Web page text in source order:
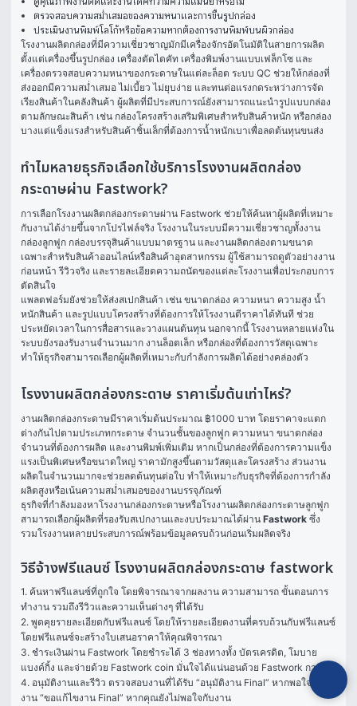
ตรวจสอบความสม่ำเสมอของความหนาและการขึ้นรูปกล่อง
ประเมินงานพิมพ์โลโก้หรือข้อความหากต้องการงานพิมพ์บนผิวกล่อง
โรงงานผลิตกล่องที่มีความเชี่ยวชาญมักมีเครื่องจักรอัตโนมัติในสายการผลิต
ตั้งแต่เครื่องขึ้นรูปกล่อง เครื่องตัดไดคัท เครื่องพิมพ์งานแบบเฟล็กโซ และ
เครื่องตรวจสอบความหนาของกระดาษในแต่ละล็อต ระบบ QC ช่วยให้กล่องที่
ส่งออกมีความสม่ำเสมอ ไม่เบี้ยว ไม่ยุบง่าย และทนต่อแรงกดระหว่างการจัด
เรียงสินค้าในคลังสินค้า ผู้ผลิตที่มีประสบการณ์ยังสามารถแนะนำรูปแบบกล่อง
ตามลักษณะสินค้า เช่น กล่องโครงสร้างเสริมพิเศษสำหรับสินค้าหนัก หรือกล่อง
บางแต่แข็งแรงสำหรับสินค้าชิ้นเล็กที่ต้องการน้ำหนักเบาเพื่อลดต้นทุนขนส่ง
ทำไมหลายธุรกิจเลือกใช้บริการโรงงานผลิตกล่อง
กระดาษผ่าน Fastwork?
การเลือกโรงงานผลิตกล่องกระดาษผ่าน Fastwork ช่วยให้ค้นหาผู้ผลิตที่เหมาะ
กับงานได้ง่ายขึ้นจากโปรไฟล์จริง โรงงานในระบบมีความเชี่ยวชาญทั้งงาน
กล่องลูกฟูก กล่องบรรจุสินค้าแบบมาตรฐาน และงานผลิตกล่องตามขนาด
เฉพาะสำหรับสินค้าออนไลน์หรือสินค้าอุตสาหกรรม ผู้ใช้สามารถดูตัวอย่างงาน
ก่อนหน้า รีวิวจริง และรายละเอียดความถนัดของแต่ละโรงงานเพื่อประกอบการ
ตัดสินใจ
แพลตฟอร์มยังช่วยให้ส่งสเปกสินค้า เช่น ขนาดกล่อง ความหนา ความสูง น้ำ
หนักสินค้า และรูปแบบโครงสร้างที่ต้องการให้โรงงานตีราคาได้ทันที ช่วย
ประหยัดเวลาในการสื่อสารและวางแผนต้นทุน นอกจากนี้ โรงงานหลายแห่งใน
ระบบยังรองรับงานจำนวนมาก งานล็อตเล็ก หรือกล่องที่ต้องการวัสดุเฉพาะ
ทำให้ธุรกิจสามารถเลือกผู้ผลิตที่เหมาะกับกำลังการผลิตได้อย่างคล่องตัว
โรงงานผลิตกล่องกระดาษ ราคาเริ่มต้นเท่าไหร่?
งานผลิตกล่องกระดาษมีราคาเริ่มต้นประมาณ ฿1000 บาท โดยราคาจะแตก
ต่างกันไปตามประเภทกระดาษ จำนวนชั้นของลูกฟูก ความหนา ขนาดกล่อง
จำนวนที่ต้องการผลิต และงานพิมพ์เพิ่มเติม หากเป็นกล่องที่ต้องการความแข็ง
แรงเป็นพิเศษหรือขนาดใหญ่ ราคามักสูงขึ้นตามวัสดุและโครงสร้าง ส่วนงาน
ผลิตในจำนวนมากจะช่วยลดต้นทุนต่อใบ ทำให้เหมาะกับธุรกิจที่ต้องการกำลัง
ผลิตสูงหรือเน้นความสม่ำเสมอของงานบรรจุภัณฑ์
ธุรกิจที่กำลังมองหาโรงงานกล่องกระดาษหรือโรงงานผลิตกล่องกระดาษลูกฟูก
สามารถเลือกผู้ผลิตที่รองรับสเปกงานและงบประมาณได้ผ่าน Fastwork ซึ่ง
รวมโรงงานหลายประสบการณ์พร้อมข้อมูลครบถ้วนก่อนเริ่มผลิตจริง
วิธีจ้างฟรีแลนซ์ โรงงานผลิตกล่องกระดาษ fastwork
1. ค้นหาฟรีแลนซ์ที่ถูกใจ โดยพิจารณาจากผลงาน ความสามารถ ขั้นตอนการ
ทำงาน รวมถึงรีวิวและความเห็นต่างๆ ที่ได้รับ
2. พูดคุยรายละเอียดกับฟรีแลนซ์ โดยให้รายละเอียดงานที่ครบถ้วนกับฟรีแลนซ์
โดยฟรีแลนซ์จะสร้างใบเสนอราคาให้คุณพิจารณา
3. ชำระเงินผ่าน Fastwork โดยชำระได้ 3 ช่องทางทั้ง บัตรเครดิต, โมบาย
แบงค์กิ้ง และจ่ายด้วย Fastwork coin มั่นใจได้แน่นอนด้วย Fastwork การันตี
4. อนุมัติงานและรีวิว ตรวจสอบงานที่ได้รับ “อนุมัติงาน Final” หากพอใจในผล
งาน “ขอแก้ไขงาน Final” หากคุณยังไม่พอใจกับงาน